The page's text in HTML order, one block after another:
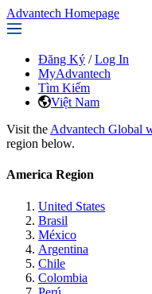
Advantech Homepage
Đăng Ký / Log In
MyAdvantech
Tìm Kiếm
Việt Nam
Visit the Advantech Global
region below.
America Region
United States
Brasil
México
Argentina
Chile
Colombia